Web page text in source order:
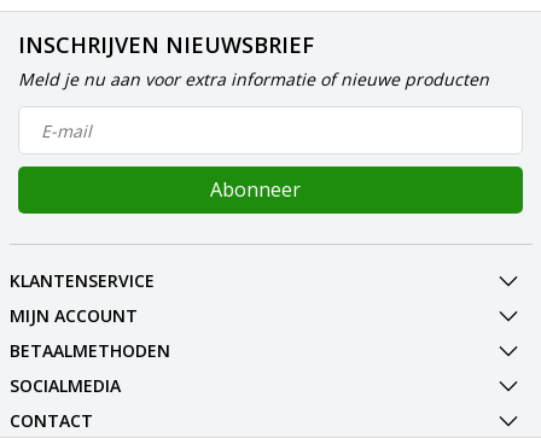
INSCHRIJVEN NIEUWSBRIEF
Meld je nu aan voor extra informatie of nieuwe producten
Abonneer
KLANTENSERVICE
MIJN ACCOUNT
BETAALMETHODEN
SOCIALMEDIA
CONTACT